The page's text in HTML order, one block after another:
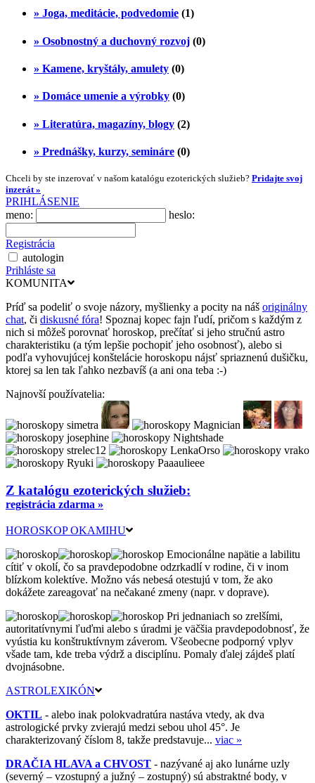
» Joga, meditácie, podvedomie (1)
» Osobnostný a duchovný rozvoj (0)
» Kamene, kryštály, amulety (0)
» Domáce umenie a výrobky (0)
» Literatúra, magazíny, blogy (2)
» Prednášky, kurzy, semináre (0)
Chceli by ste inzerovať v našom katalógu ezoterických služieb? Pridajte svoj
inzerát »
PRIHLÁSENIE
meno:
heslo:
Registrácia
autologin
Prihláste sa
KOMUNITA
Príď sa podeliť o svoje názory, myšlienky a pocity na náš originálny
chat, či diskusné fóra! Spoznaj kopec fajn ľudí, pričom s každým z
nich si môžeš porovnať horoskop, prečítať si jeho stručnú astro
charakteristiku (a tým lepšie pochopiť jeho osobnosť), alebo si
podľa vyhovujúcej konštelácie horoskopu nájsť spriaznenú dušičku,
ktorej sa len tak ľahko nezbavíš (a ani ona teba :-)
Najnovší používatelia:
Z katalógu ezoterických služieb:
registrácia zdarma »
HOROSKOP OKAMIHU
Emocionálne napätie a labilitu
cítiť v okolí, čo sa pravdepodobne odzrkadlí v rodine, či v inom
blízkom kolektíve. Možno vás nebesá otestujú v tom, že ako
dokážete zareagovať na nečakané zmeny (napr. v doprave).
Pri jednaniach so zrelšími,
autoritatívnymi ľuďmi alebo s úradmi je väčšia pravdepodobnosť, že
vyústia ku konštruktívnym záverom. Všeobecne podporný vplyv
všade tam, kde treba výdrž a disciplínu. Pomaly ďalej zájdeš platí
dvojnásobne.
ASTROLEXIKÓN
OKTIL - alebo inak polokvadratúra nastáva vtedy, ak dva
astrologické prvky zvierajú medzi sebou uhol 45°. Je
charakterizovaný číslom 8, takže predstavuje... viac »
DRAČIA HLAVA a CHVOST - nazývané aj ako lunárne uzly
(severný – vzostupný a južný – zostupný) sú abstraktné body, v